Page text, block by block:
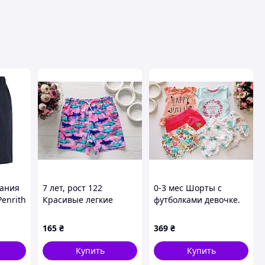
7 лет, рост 122
Красивые легкие
для мальчика. Артикул
27983
165 ₴
Купить
0-3 мес Шорты с
футболками девочке.
369 ₴
Купить